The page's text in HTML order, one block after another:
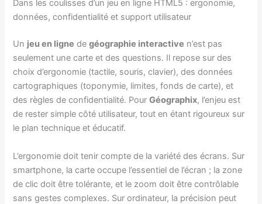
Dans les coulisses d’un jeu en ligne HTML5 : ergonomie,
données, confidentialité et support utilisateur
Un jeu en ligne degéographie interactive n’est pas
seulement une carte et des questions. Il repose sur des
choix d’ergonomie (tactile, souris, clavier), des données
cartographiques (toponymie, limites, fonds de carte), et
des règles de confidentialité. PourGéographix, l’enjeu est
de rester simple côté utilisateur, tout en étant rigoureux sur
le plan technique et éducatif.
L’ergonomie doit tenir compte de la variété des écrans. Sur
smartphone, la carte occupe l’essentiel de l’écran ; la zone
de clic doit être tolérante, et le zoom doit être contrôlable
sans gestes complexes. Sur ordinateur, la précision peut